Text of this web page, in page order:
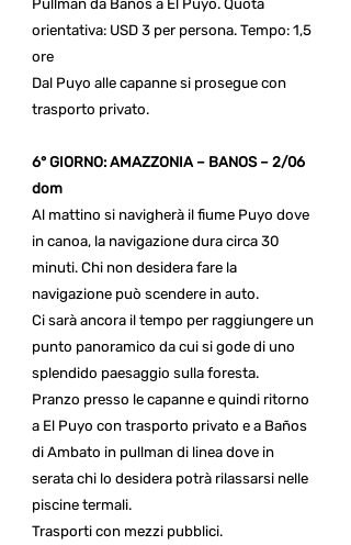
Pullman da Baños a El Puyo. Quota
orientativa: USD 3 per persona. Tempo: 1,5
ore
Dal Puyo alle capanne si prosegue con
trasporto privato.
6° GIORNO: AMAZZONIA – BANOS – 2/06
dom
Al mattino si navigherà il fiume Puyo dove
in canoa, la navigazione dura circa 30
minuti. Chi non desidera fare la
navigazione può scendere in auto.
Ci sarà ancora il tempo per raggiungere un
punto panoramico da cui si gode di uno
splendido paesaggio sulla foresta.
Pranzo presso le capanne e quindi ritorno
a El Puyo con trasporto privato e a Baños
di Ambato in pullman di linea dove in
serata chi lo desidera potrà rilassarsi nelle
piscine termali.
Trasporti con mezzi pubblici.